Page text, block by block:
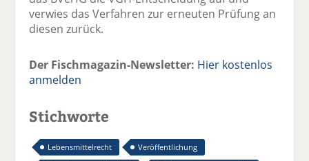
verwies das Verfahren zur erneuten Prüfung an
diesen zurück.
Der Fischmagazin-Newsletter: Hier kostenlos
anmelden
Stichworte
Lebensmittelrecht
Veröffentlichung